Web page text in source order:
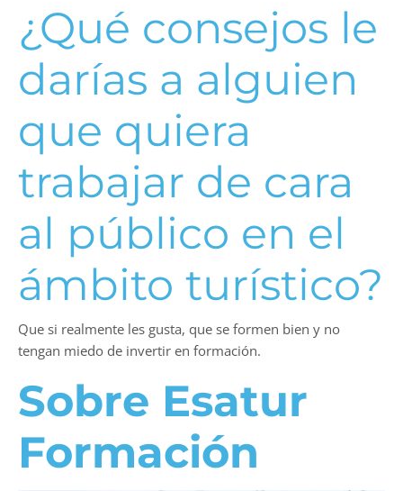
¿Qué consejos le
darías a alguien
que quiera
trabajar de cara
al público en el
ámbito turístico?
Que si realmente les gusta, que se formen bien y no
tengan miedo de invertir en formación.
Sobre Esatur
Formación